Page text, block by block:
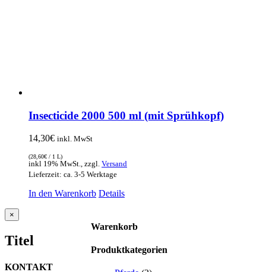
Insecticide 2000 500 ml (mit Sprühkopf)
14,30€ inkl. MwSt
(28,60€ / 1 L)
inkl 19% MwSt., zzgl. Versand
Lieferzeit: ca. 3-5 Werktage
In den Warenkorb Details
Warenkorb
Produktkategorien
Close
product
view
×
Titel
KONTAKT